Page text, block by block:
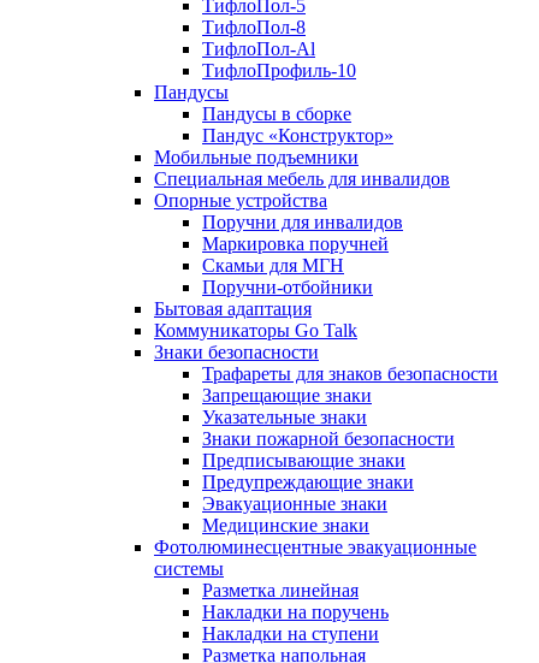
ТифлоПол-5
ТифлоПол-8
ТифлоПол-Al
ТифлоПрофиль-10
Пандусы
Пандусы в сборке
Пандус «Конструктор»
Мобильные подъемники
Специальная мебель для инвалидов
Опорные устройства
Поручни для инвалидов
Маркировка поручней
Скамьи для МГН
Поручни-отбойники
Бытовая адаптация
Коммуникаторы Go Talk
Знаки безопасности
Трафареты для знаков безопасности
Запрещающие знаки
Указательные знаки
Знаки пожарной безопасности
Предписывающие знаки
Предупреждающие знаки
Эвакуационные знаки
Медицинские знаки
Фотолюминесцентные эвакуационные
системы
Разметка линейная
Накладки на поручень
Накладки на ступени
Разметка напольная